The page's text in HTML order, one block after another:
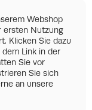
Webshop
ersten Nutzung
Klicken Sie dazu
dem Link in der
Sie vor
Sie sich
an unsere